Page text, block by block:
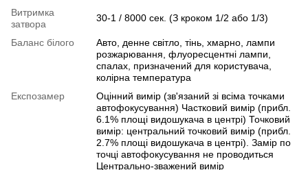
Витримка
затвора
30-1 / 8000 сек. (З кроком 1/2 або 1/3)
Баланс білого
Авто, денне світло, тінь, хмарно, лампи
розжарювання, флуоресцентні лампи,
спалах, призначений для користувача,
колірна температура
Експозамер
Оцінний вимір (зв'язаний зі всіма точками
автофокусування) Частковий вимір (прибл.
6.1% площі видошукача в центрі) Точковий
вимір: центральний точковий вимір (прибл.
2.7% площі видошукача в центрі). Замір по
точці автофокусування не проводиться
Центрально-зважений вимір